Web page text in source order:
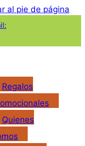
al pie de página
Regalos
Quienes